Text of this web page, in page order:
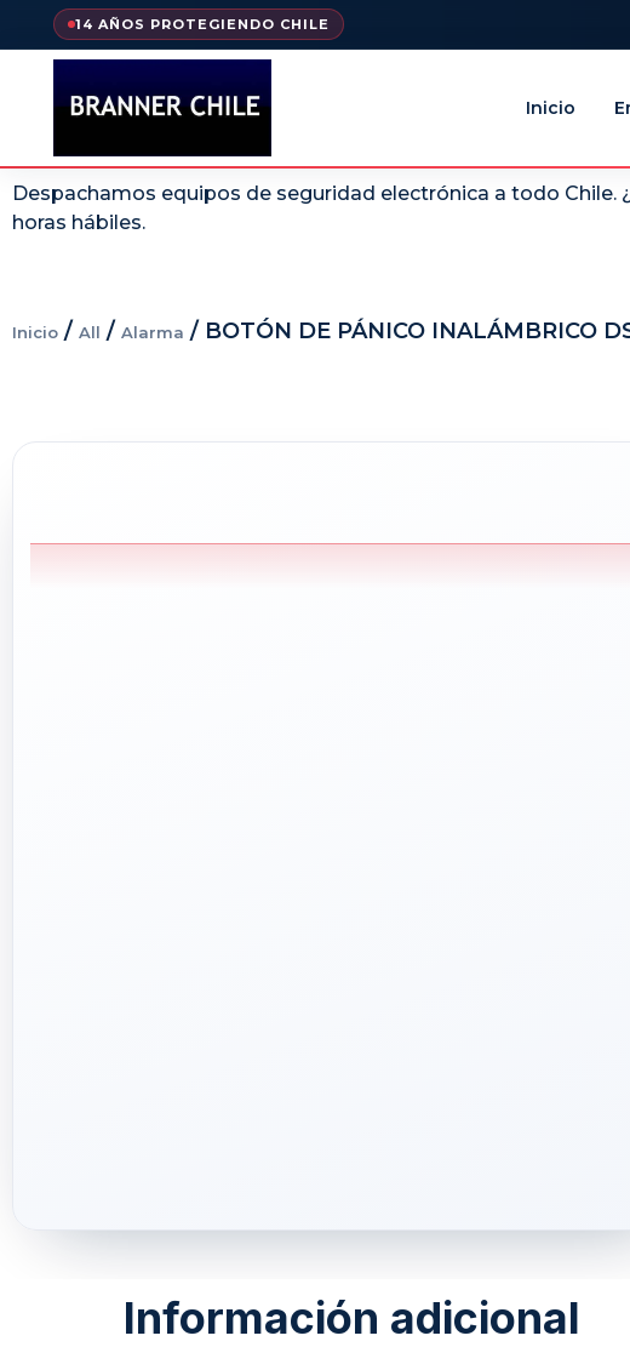
14 AÑOS PROTEGIENDO CHILE
Inicio
Despachamos equipos de seguridad electrónica a todo
horas hábiles.
Inicio / All / Alarma / BOTÓN DE PÁNICO INALÁMBRICO
Información adicional